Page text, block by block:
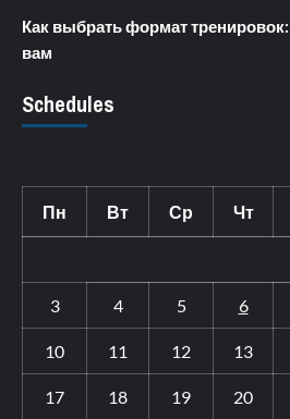
Как выбрать формат
вам
Schedules
Пн Вт Ср Чт
3 4 5 6
10 11 12 13
17 18 19 20